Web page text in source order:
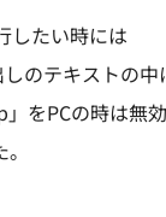
したい時には
のテキストの
」をPCの時は無